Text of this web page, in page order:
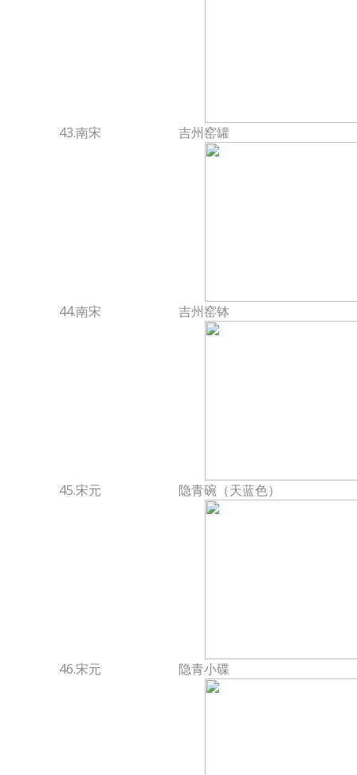
43.南宋 吉州窑罐
44.南宋 吉州窑钵
45.宋元 隐青碗（天蓝色）
46.宋元 隐青小碟